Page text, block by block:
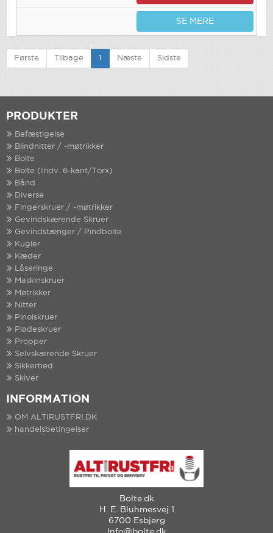
SE MERE
Første Tilbage 1 Næste Sidste
PRODUKTER
Befæstigelse
Blindnitter / -møtrikker
Bolte
Bolte (Indv. 6-kant/Torx)
Bånd
Diverse
Fingerskruer / -møtrikker
Gevindskærende Skruer
Gevindstænger / Pindbolte
Kugler
Kæder
Låseringe
Maskinskruer
Møtrikker
Nitter
Pinolskruer
Pladeskruer
Propper
Selvskærende Skruer
Sikkerhed
Skiver
INFORMATION
OM ALTIRUSTFRI.DK
handelsbetingelser
Bolte.dk
H. E. Bluhmesvej 1
6700 Esbjerg